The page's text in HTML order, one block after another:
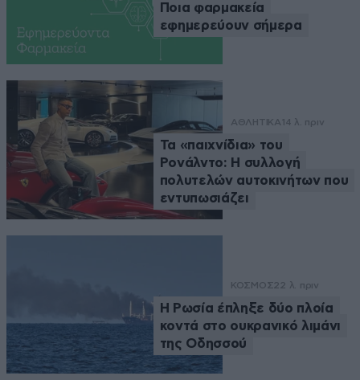
Ποια φαρμακεία
εφημερεύουν σήμερα
ΑΘΛΗΤΙΚΑ 14 λ. πριν
Τα «παιχνίδια» του
Ρονάλντο: Η συλλογή
πολυτελών αυτοκινήτων που
εντυπωσιάζει
ΚΟΣΜΟΣ22 λ. πριν
Η Ρωσία έπληξε δύο πλοία
κοντά στο ουκρανικό λιμάνι
της Οδησσού